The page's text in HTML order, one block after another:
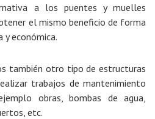
a los puentes y muelles
el mismo beneficio de forma
y económica.
también otro tipo de estructuras
trabajos de mantenimiento
obras, bombas de agua,
etc.